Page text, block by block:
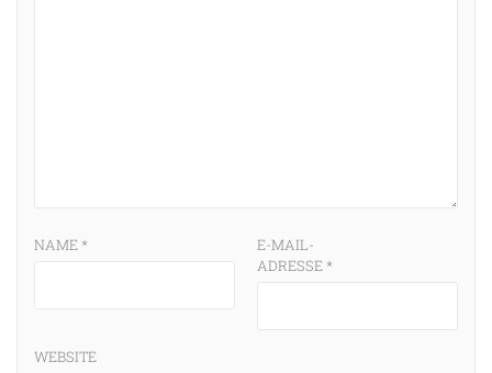
NAME*
E-MAIL-
ADRESSE*
WEBSITE